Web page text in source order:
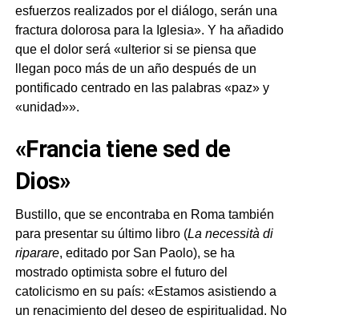
esfuerzos realizados por el diálogo, serán una
fractura dolorosa para la Iglesia». Y ha añadido
que el dolor será «ulterior si se piensa que
llegan poco más de un año después de un
pontificado centrado en las palabras «paz» y
«unidad»».
«Francia tiene sed de
Dios»
Bustillo, que se encontraba en Roma también
para presentar su último libro (La necessità di
riparare, editado por San Paolo), se ha
mostrado optimista sobre el futuro del
catolicismo en su país: «Estamos asistiendo a
un renacimiento del deseo de espiritualidad. No